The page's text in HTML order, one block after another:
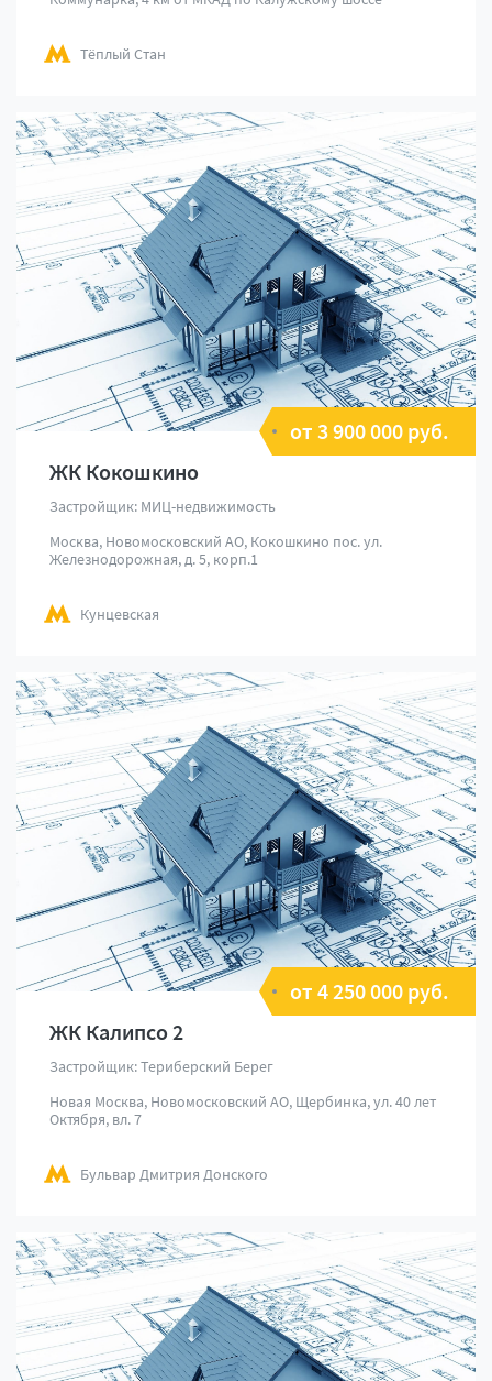
Тёплый Стан
от 3 900 000 руб.
ЖК Кокошкино
Застройщик: МИЦ-недвижимость
Москва, Новомосковский АО, Кокошкино пос. ул.
Железнодорожная, д. 5, корп.1
Кунцевская
от 4 250 000 руб.
ЖК Калипсо 2
Застройщик: Териберский Берег
Новая Москва, Новомосковский АО, Щербинка, ул. 40 лет
Октября, вл. 7
Бульвар Дмитрия Донского